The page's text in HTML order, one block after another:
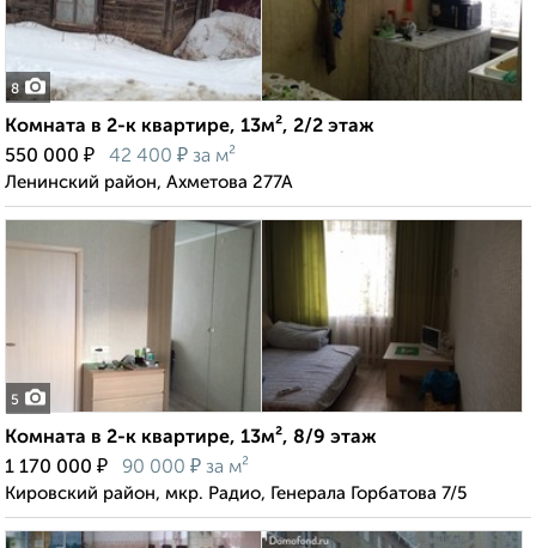
8
Комната в 2-к квартире, 13м², 2/2 этаж
550 000 ₽ 42 400 ₽ за м²
Ленинский район, Ахметова 277А
5
Комната в 2-к квартире, 13м², 8/9 этаж
1 170 000 ₽ 90 000 ₽ за м²
Кировский район, мкр. Радио, Генерала Горбатова 7/5